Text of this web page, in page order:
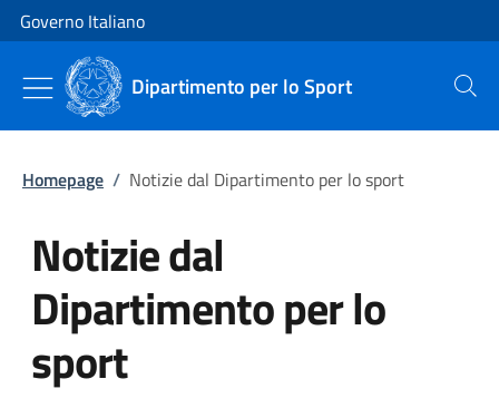
Vai al contenuto
Vai alla navigazione del sito
Governo Italiano
Dipartimento per lo Sport Cerca
Homepage / Notizie dal Dipartimento per lo sport
Notizie dal
Dipartimento per lo
sport